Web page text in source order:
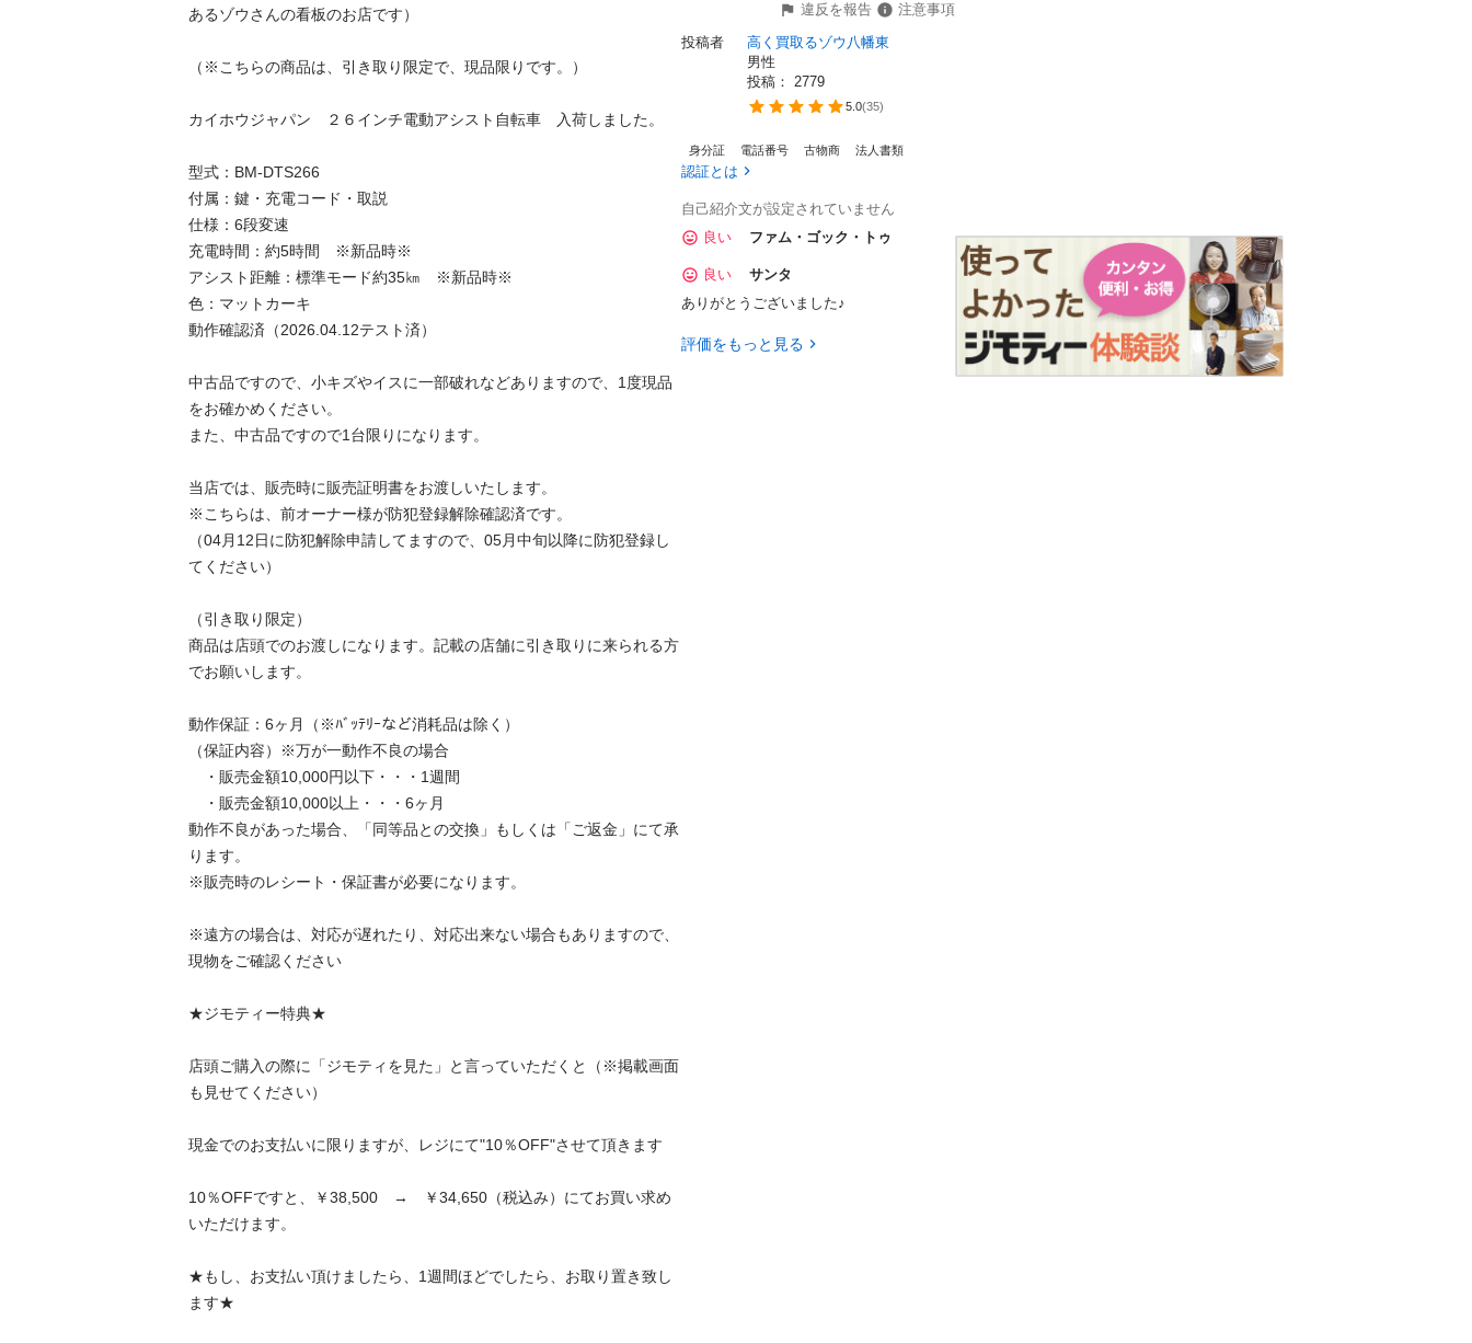
あるゾウさんの看板のお店です）
（※こちらの商品は、引き取り限定で、現品限りです。）
カイホウジャパン　２６インチ電動アシスト自転車　入荷しました。
型式：BM-DTS266
付属：鍵・充電コード・取説
仕様：6段変速
充電時間：約5時間　※新品時※
アシスト距離：標準モード約35㎞　※新品時※
色：マットカーキ
動作確認済（2026.04.12テスト済）
中古品ですので、小キズやイスに一部破れなどありますので、1度現品
をお確かめください。
また、中古品ですので1台限りになります。
当店では、販売時に販売証明書をお渡しいたします。
※こちらは、前オーナー様が防犯登録解除確認済です。
（04月12日に防犯解除申請してますので、05月中旬以降に防犯登録し
てください）
（引き取り限定）
商品は店頭でのお渡しになります。記載の店舗に引き取りに来られる方
でお願いします。
動作保証：6ヶ月（※ﾊﾞｯﾃﾘｰなど消耗品は除く）
（保証内容）※万が一動作不良の場合
・販売金額10,000円以下・・・1週間
・販売金額10,000以上・・・6ヶ月
動作不良があった場合、「同等品との交換」もしくは「ご返金」にて承
ります。
※販売時のレシート・保証書が必要になります。
※遠方の場合は、対応が遅れたり、対応出来ない場合もありますので、
現物をご確認ください
★ジモティー特典★
店頭ご購入の際に「ジモティを見た」と言っていただくと（※掲載画面
も見せてください）
現金でのお支払いに限りますが、レジにて"10％OFF"させて頂きます
10％OFFですと、￥38,500　→　￥34,650（税込み）にてお買い求め
いただけます。
★もし、お支払い頂けましたら、1週間ほどでしたら、お取り置き致し
ます★
違反を報告
注意事項
投稿者
高く買取るゾウ八幡東
男性
投稿： 2779
5.0(35)
身分証 電話番号 古物商 法人書類
認証とは
自己紹介文が設定されていません
良い
ファム・ゴック・トゥ
良い
サンタ
ありがとうございました♪
評価をもっと見る